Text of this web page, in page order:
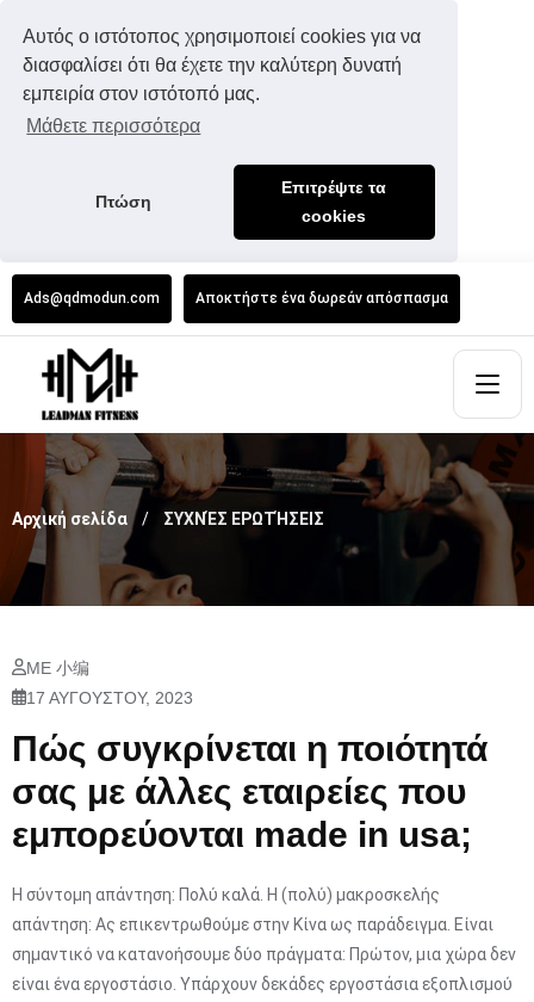
Αυτός ο ιστότοπος χρησιμοποιεί cookies για να
διασφαλίσει ότι θα έχετε την καλύτερη δυνατή
εμπειρία στον ιστότοπό μας.
Μάθετε περισσότερα
Πτώση
Επιτρέψτε τα
cookies
Ads@qdmodun.com Αποκτήστε ένα δωρεάν απόσπασμα
Αρχική σελίδα ΣΥΧΝΈΣ ΕΡΩΤΉΣΕΙΣ
ΜΕ 小编
17 ΑΥΓΟΎΣΤΟΥ, 2023
Πώς συγκρίνεται η ποιότητά
σας με άλλες εταιρείες που
εμπορεύονται made in usa;
Η σύντομη απάντηση: Πολύ καλά. Η (πολύ) μακροσκελής
απάντηση: Ας επικεντρωθούμε στην Κίνα ως παράδειγμα. Είναι
σημαντικό να κατανοήσουμε δύο πράγματα: Πρώτον, μια χώρα δεν
είναι ένα εργοστάσιο. Υπάρχουν δεκάδες εργοστάσια εξοπλισμού